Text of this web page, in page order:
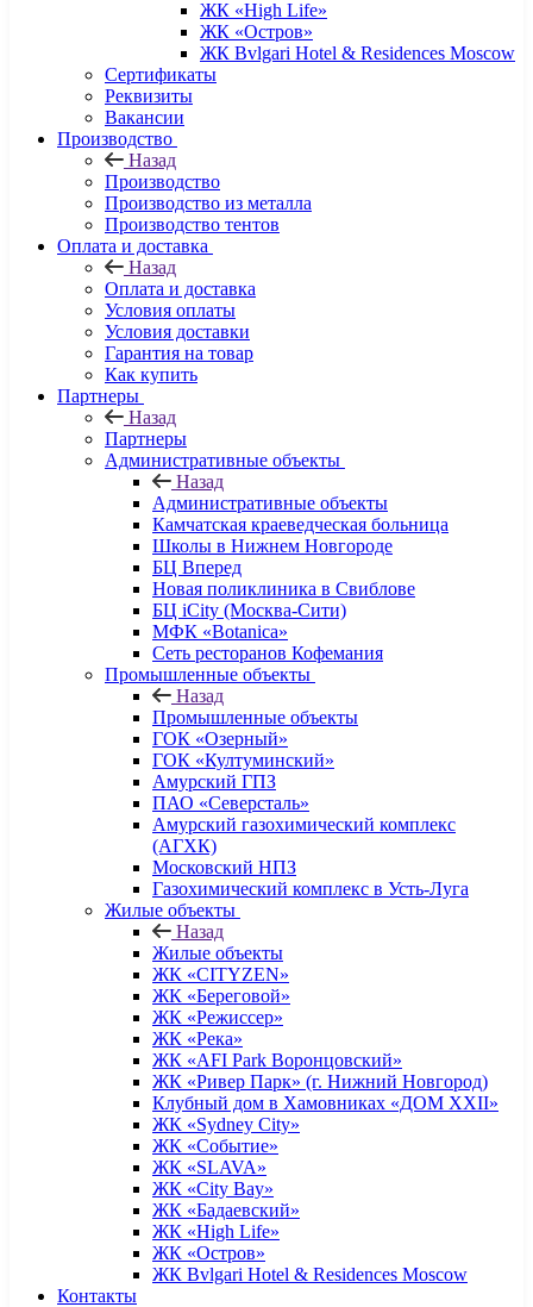
ЖК «High Life»
ЖК «Остров»
ЖК Bvlgari Hotel & Residences Moscow
Сертификаты
Реквизиты
Вакансии
Производство
Назад
Производство
Производство из металла
Производство тентов
Оплата и доставка
Назад
Оплата и доставка
Условия оплаты
Условия доставки
Гарантия на товар
Как купить
Партнеры
Назад
Партнеры
Административные объекты
Назад
Административные объекты
Камчатская краеведческая больница
Школы в Нижнем Новгороде
БЦ Вперед
Новая поликлиника в Свиблове
БЦ iCity (Москва-Сити)
МФК «Botanica»
Сеть ресторанов Кофемания
Промышленные объекты
Назад
Промышленные объекты
ГОК «Озерный»
ГОК «Култуминский»
Амурский ГПЗ
ПАО «Северсталь»
Амурский газохимический комплекс
(АГХК)
Московский НПЗ
Газохимический комплекс в Усть-Луга
Жилые объекты
Назад
Жилые объекты
ЖК «CITYZEN»
ЖК «Береговой»
ЖК «Режиссер»
ЖК «Река»
ЖК «AFI Park Воронцовский»
ЖК «Ривер Парк» (г. Нижний Новгород)
Клубный дом в Хамовниках «ДОМ XXII»
ЖК «Sydney City»
ЖК «Событие»
ЖК «SLAVA»
ЖК «City Bay»
ЖК «Бадаевский»
ЖК «High Life»
ЖК «Остров»
ЖК Bvlgari Hotel & Residences Moscow
Контакты